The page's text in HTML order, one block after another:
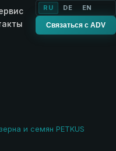
RU DE EN
Связаться с ADV
и семян PETKUS